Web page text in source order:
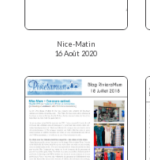
Nice-Matin
16 Août 2020